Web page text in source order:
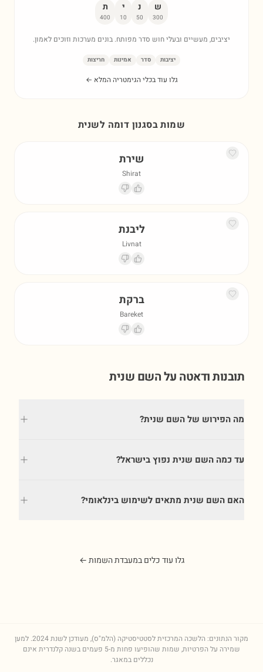
ש
300
נ
50
י
10
ת
400
יציבים, מעשיים ובעלי חוש סדר מפותח. בונים מערכות וזוכים לאמון.
יציבות סדר אמינות חריצות
גלו עוד בכלי הגימטריה המלא ←
שמות בסגנון דומה לשנית
שירת
Shirat
ליבנת
Livnat
ברקת
Bareket
תובנות ודאטה על השם שנית
מה הפירוש של השם שנית?
עד כמה השם שנית נפוץ בישראל?
האם השם שנית מתאים לשימוש בינלאומי?
גלו עוד כלים במעבדת השמות ←
מקור הנתונים: הלשכה המרכזית לסטטיסטיקה (הלמ"ס), מעודכן לשנת2024. למען
שמירה על הפרטיות, שמות שהופיעו פחות מ-5 פעמים בשנה קלנדרית אינם
נכללים במאגר.